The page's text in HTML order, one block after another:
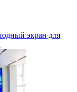
экран для